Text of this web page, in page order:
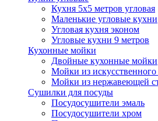
Кухня 5х5 метров угловая
Маленькие угловые кухни
Угловая кухня эконом
Угловые кухни 9 метров
Кухонные мойки
Двойные кухонные мойки
Мойки из
Мойки из нержавеющей
Сушилки для посуды
Посудосушители эмаль
Посудосушители хром